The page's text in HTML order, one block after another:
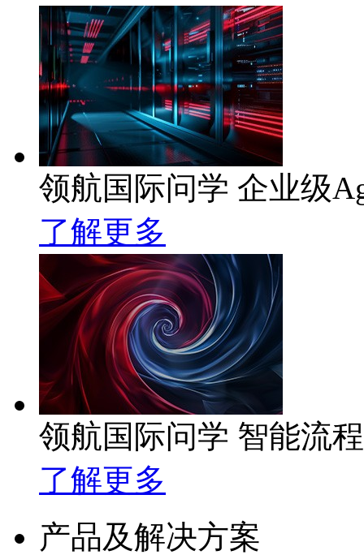
领航国际问学 企业级
了解更多
领航国际问学 智能流
了解更多
产品及解决方案